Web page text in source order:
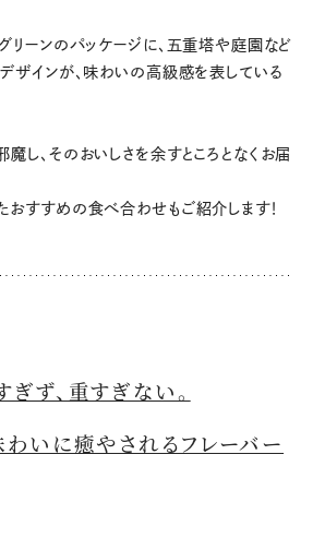
リーンのパッケージに、五重塔や庭園など
ザインが、味わいの高級感を表している
し、そのおいしさを余すところとなくお届
すすめの食べ合わせもご紹介します！
ぎず、重すぎない。
いに癒やされるフレーバー